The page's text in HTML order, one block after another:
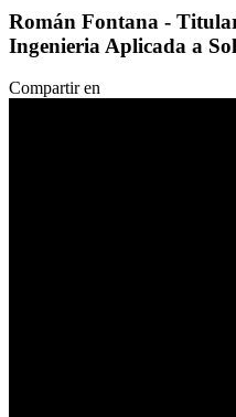
Román Fontana -
Ingenieria Aplicada a
Compartir en